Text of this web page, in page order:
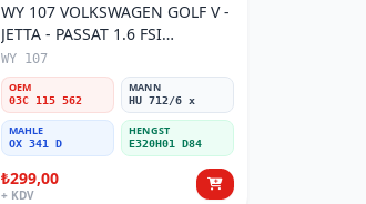
WY 107 VOLKSWAGEN GOLF V -
JETTA - PASSAT 1.6 FSI
BENZİNLİ 03C 115 562 Yağ
Filtresi
WY 107
OEM
03C 115 562
MANN
HU 712/6 x
MAHLE
OX 341 D
HENGST
E320H01 D84
₺299,00
+ KDV